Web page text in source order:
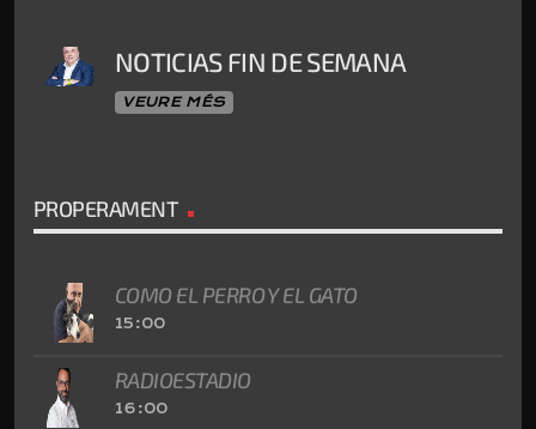
NOTICIAS FIN DE SEMANA
VEURE MÉS
PROPERAMENT
COMO EL PERRO Y EL GATO
15:00
RADIOESTADIO
16:00